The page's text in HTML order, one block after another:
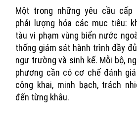
Một trong những yêu cầu cấp
phải lượng hóa các mục tiêu:
tàu vi phạm vùng biển nước
thống giám sát hành trình đầy
ngư trường và sinh kế. Mỗi bộ,
phương cần có cơ chế đánh
công khai, minh bạch, trách
đến từng khâu.